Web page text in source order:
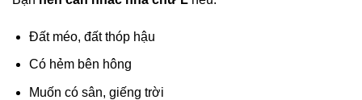
Đất méo, đất thóp hậu
Có hẻm bên hông
Muốn có sân, giếng trời